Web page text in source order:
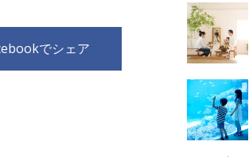
でシェア